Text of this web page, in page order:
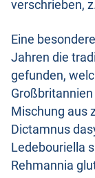
verschrieben,
Eine
Jahren die
gefunden,
Mischung aus
Dictamnus
Ledebouriella
Rehmannia